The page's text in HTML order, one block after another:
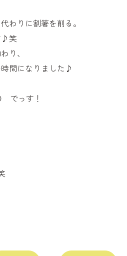
わりに割箸を削る。
♪笑
り、
間になりました♪
でっす！